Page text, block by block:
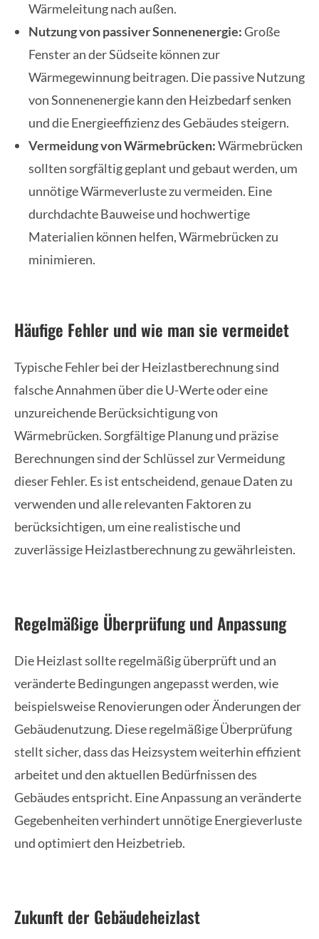
Wärmeleitung nach außen.
Nutzung von passiver Sonnenenergie:Große
Fenster an der Südseite können zur
Wärmegewinnung beitragen. Die passive Nutzung
von Sonnenenergie kann den Heizbedarf senken
und die Energieeffizienz des Gebäudes steigern.
Vermeidung von Wärmebrücken:Wärmebrücken
sollten sorgfältig geplant und gebaut werden, um
unnötige Wärmeverluste zu vermeiden. Eine
durchdachte Bauweise und hochwertige
Materialien können helfen, Wärmebrücken zu
minimieren.
Häufige Fehler und wie man sie vermeidet
Typische Fehler bei der Heizlastberechnung sind
falsche Annahmen über die U-Werte oder eine
unzureichende Berücksichtigung von
Wärmebrücken. Sorgfältige Planung und präzise
Berechnungen sind der Schlüssel zur Vermeidung
dieser Fehler. Es ist entscheidend, genaue Daten zu
verwenden und alle relevanten Faktoren zu
berücksichtigen, um eine realistische und
zuverlässige Heizlastberechnung zu gewährleisten.
Regelmäßige Überprüfung und Anpassung
Die Heizlast sollte regelmäßig überprüft und an
veränderte Bedingungen angepasst werden, wie
beispielsweise Renovierungen oder Änderungen der
Gebäudenutzung. Diese regelmäßige Überprüfung
stellt sicher, dass das Heizsystem weiterhin effizient
arbeitet und den aktuellen Bedürfnissen des
Gebäudes entspricht. Eine Anpassung an veränderte
Gegebenheiten verhindert unnötige Energieverluste
und optimiert den Heizbetrieb.
Zukunft der Gebäudeheizlast